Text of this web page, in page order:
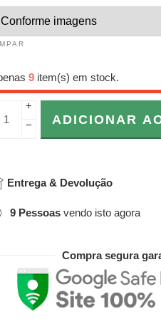
9 item(s) em stock.
+
−
ADICIONAR
Entrega & Devolução
9 Pessoas vendo isto agora
Compra segura